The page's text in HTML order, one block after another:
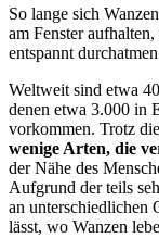
So lange sich
am Fenster
entspannt
Weltweit sind etwa
denen etwa 3.000 in
vorkommen. Trotz
wenige Arten, die
der Nähe des
Aufgrund der teils
an unterschiedlichen
lässt, wo Wanzen